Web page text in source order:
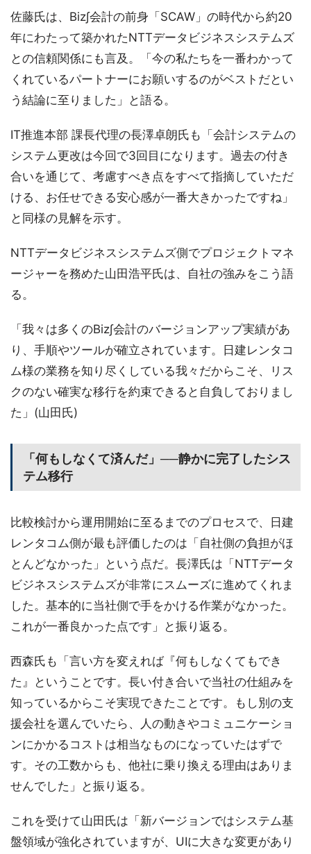
佐藤氏は、Biz∫会計の前身「SCAW」の時代から約20
年にわたって築かれたNTTデータビジネスシステムズ
との信頼関係にも言及。「今の私たちを一番わかって
くれているパートナーにお願いするのがベストだとい
う結論に至りました」と語る。
IT推進本部 課長代理の長澤卓朗氏も「会計システムの
システム更改は今回で3回目になります。過去の付き
合いを通じて、考慮すべき点をすべて指摘していただ
ける、お任せできる安心感が一番大きかったですね」
と同様の見解を示す。
NTTデータビジネスシステムズ側でプロジェクトマネ
ージャーを務めた山田浩平氏は、自社の強みをこう語
る。
「我々は多くのBiz∫会計のバージョンアップ実績があ
り、手順やツールが確立されています。日建レンタコ
ム様の業務を知り尽くしている我々だからこそ、リス
クのない確実な移行を約束できると自負しておりまし
た」(山田氏)
「何もしなくて済んだ」──静かに完了したシス
テム移行
比較検討から運用開始に至るまでのプロセスで、日建
レンタコム側が最も評価したのは「自社側の負担がほ
とんどなかった」という点だ。長澤氏は「NTTデータ
ビジネスシステムズが非常にスムーズに進めてくれま
した。基本的に当社側で手をかける作業がなかった。
これが一番良かった点です」と振り返る。
西森氏も「言い方を変えれば『何もしなくてもでき
た』ということです。長い付き合いで当社の仕組みを
知っているからこそ実現できたことです。もし別の支
援会社を選んでいたら、人の動きやコミュニケーショ
ンにかかるコストは相当なものになっていたはずで
す。その工数からも、他社に乗り換える理由はありま
せんでした」と振り返る。
これを受けて山田氏は「新バージョンではシステム基
盤領域が強化されていますが、UIに大きな変更があり